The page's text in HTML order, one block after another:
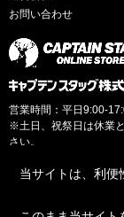
お問い合わせ
営業時間：平日9:00-
※土日、祝祭日は休業
さい。
当サイトは、利便